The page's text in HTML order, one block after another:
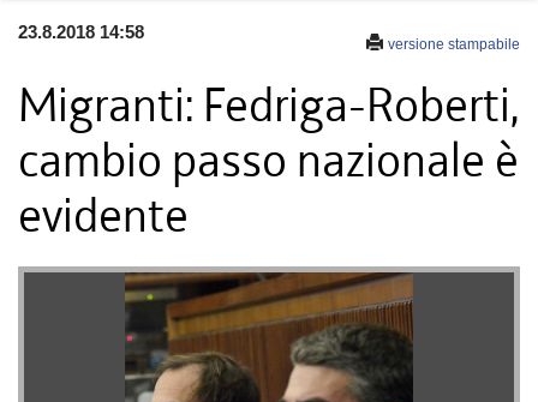
versione stampabile
23.8.2018 14:58
Migranti: Fedriga-Roberti,
cambio passo nazionale è
evidente